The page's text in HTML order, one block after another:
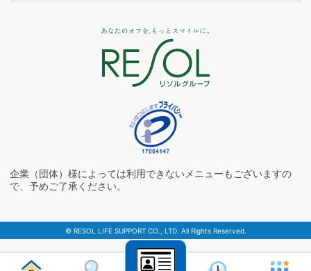
企業（団体）様によっては利用できないメニューもございますの
で、予めご了承ください。
© RESOL LIFE SUPPORT CO., LTD. All Rights Reserved.